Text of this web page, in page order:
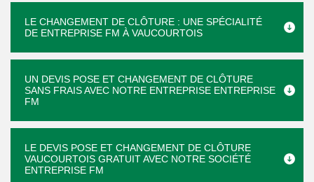
LE CHANGEMENT DE CLÔTURE : UNE SPÉCIALITÉ
DE ENTREPRISE FM À VAUCOURTOIS
UN DEVIS POSE ET CHANGEMENT DE CLÔTURE
SANS FRAIS AVEC NOTRE ENTREPRISE ENTREPRISE
FM
LE DEVIS POSE ET CHANGEMENT DE CLÔTURE
VAUCOURTOIS GRATUIT AVEC NOTRE SOCIÉTÉ
ENTREPRISE FM